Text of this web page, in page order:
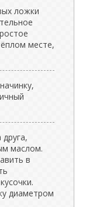
ложки
месте,
маслом.
в
диаметром